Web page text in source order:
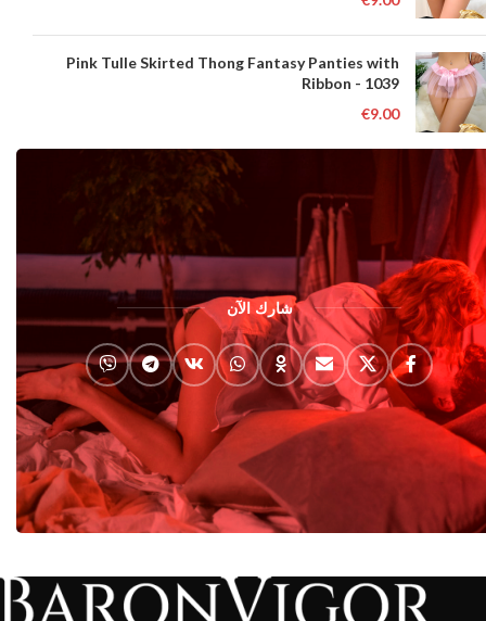
Pink Tulle Skirted Thong Fantasy Panties with
Ribbon - 1039
€9.00
شارك الآن